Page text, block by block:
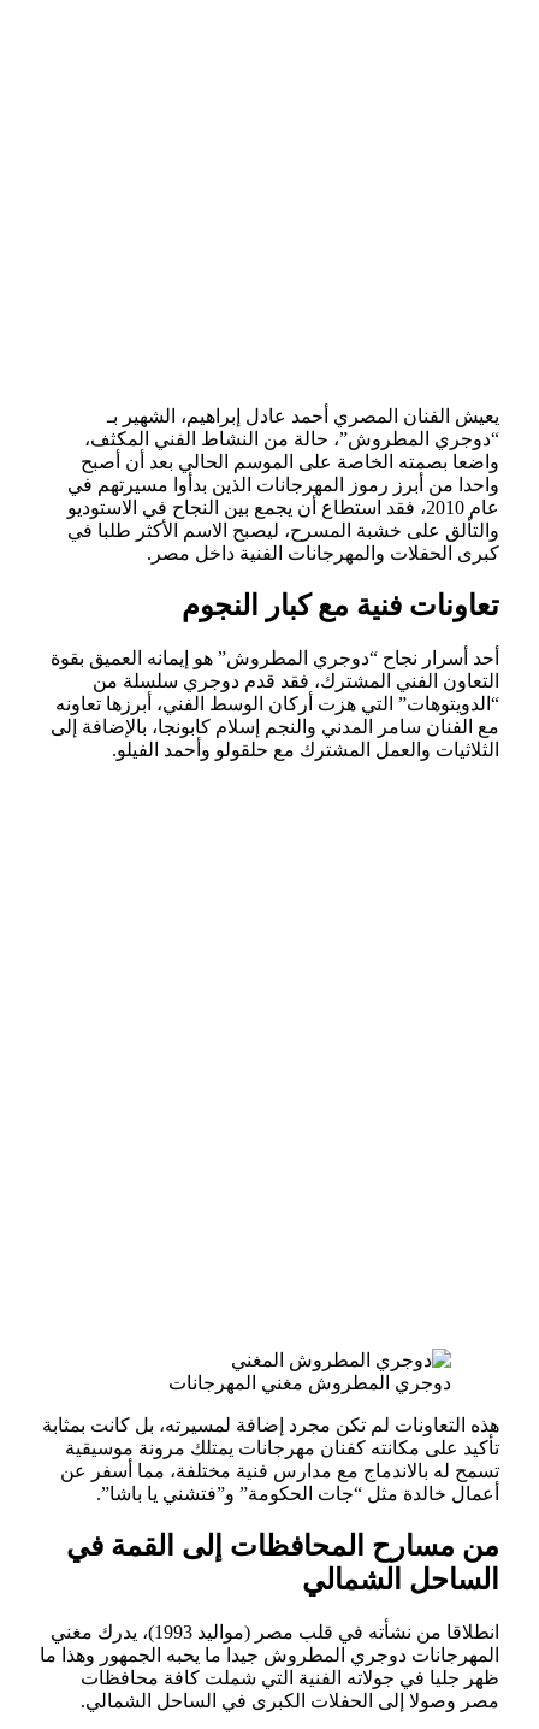
يعيش الفنان المصري أحمد عادل إبراهيم، الشهير بـ
“دوجري المطروش”، حالة من النشاط الفني المكثف،
واضعا بصمته الخاصة على الموسم الحالي بعد أن أصبح
واحدا من أبرز رموز المهرجانات الذين بدأوا مسيرتهم في
عام 2010، فقد استطاع أن يجمع بين النجاح في الاستوديو
والتألق على خشبة المسرح، ليصبح الاسم الأكثر طلبا في
كبرى الحفلات والمهرجانات الفنية داخل مصر.
تعاونات فنية مع كبار النجوم
أحد أسرار نجاح “دوجري المطروش” هو إيمانه العميق بقوة
التعاون الفني المشترك، فقد قدم دوجري سلسلة من
“الدويتوهات” التي هزت أركان الوسط الفني، أبرزها تعاونه
مع الفنان سامر المدني والنجم إسلام كابونجا، بالإضافة إلى
الثلاثيات والعمل المشترك مع حلقولو وأحمد الفيلو.
دوجري المطروش مغني المهرجانات
هذه التعاونات لم تكن مجرد إضافة لمسيرته، بل كانت بمثابة
تأكيد على مكانته كفنان مهرجانات يمتلك مرونة موسيقية
تسمح له بالاندماج مع مدارس فنية مختلفة، مما أسفر عن
أعمال خالدة مثل “جات الحكومة” و”فتشني يا باشا”.
من مسارح المحافظات إلى القمة في
الساحل الشمالي
انطلاقا من نشأته في قلب مصر (مواليد 1993)، يدرك مغني
المهرجانات دوجري المطروش جيدا ما يحبه الجمهور وهذا ما
ظهر جليا في جولاته الفنية التي شملت كافة محافظات
مصر وصولا إلى الحفلات الكبرى في الساحل الشمالي.